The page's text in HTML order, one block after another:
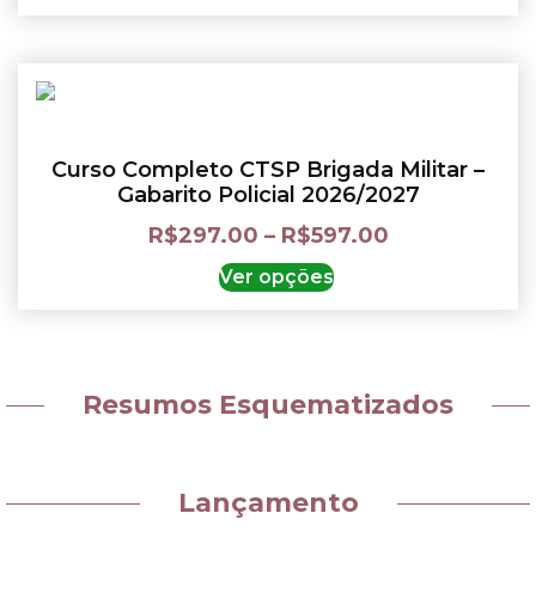
Curso Completo CTSP Brigada Militar –
Gabarito Policial 2026/2027
R$297.00 – R$597.00
Ver opções
Resumos Esquematizados
Lançamento